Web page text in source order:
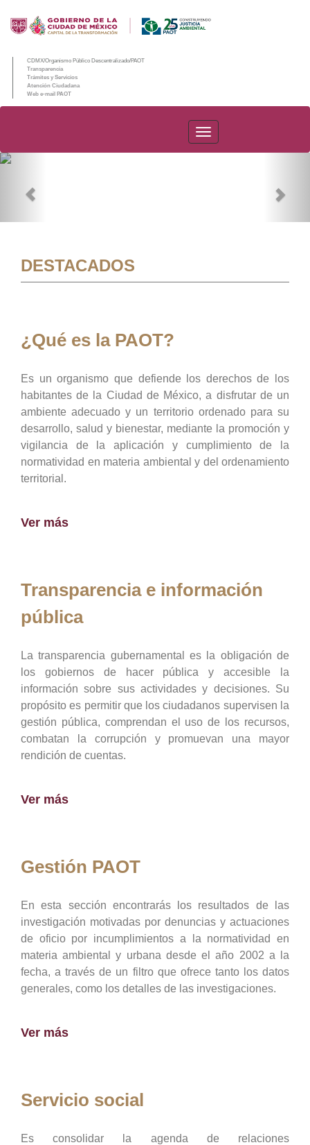
CDMX/Organismo Público Descentralizado/PAOT
Transparencia
Trámites y Servicios
Atención Ciudadana
Web e-mail PAOT
PAOT
DESTACADOS
¿Qué es la PAOT?
Es un organismo que defiende los derechos de los
habitantes de la Ciudad de México, a disfrutar de un
ambiente adecuado y un territorio ordenado para su
desarrollo, salud y bienestar, mediante la promoción y
vigilancia de la aplicación y cumplimiento de la
normatividad en materia ambiental y del ordenamiento
territorial.
Ver más
Transparencia e información
pública
La transparencia gubernamental es la obligación de
los gobiernos de hacer pública y accesible la
información sobre sus actividades y decisiones. Su
propósito es permitir que los ciudadanos supervisen la
gestión pública, comprendan el uso de los recursos,
combatan la corrupción y promuevan una mayor
rendición de cuentas.
Ver más
Gestión PAOT
En esta sección encontrarás los resultados de las
investigación motivadas por denuncias y actuaciones
de oficio por incumplimientos a la normatividad en
materia ambiental y urbana desde el año 2002 a la
fecha, a través de un filtro que ofrece tanto los datos
generales, como los detalles de las investigaciones.
Ver más
Servicio social
Es consolidar la agenda de relaciones